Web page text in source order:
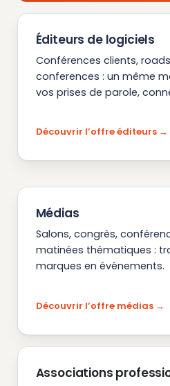
Éditeurs de logiciels
Conférences clients,
conferences : un même
vos prises de parole,
Découvrir l’offre éditeurs
Médias
Salons, congrès,
matinées thématiques :
marques en événements.
Découvrir l’offre médias
Associations